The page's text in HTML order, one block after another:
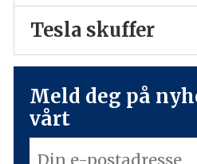
Tesla skuffer
Meld deg på
vårt